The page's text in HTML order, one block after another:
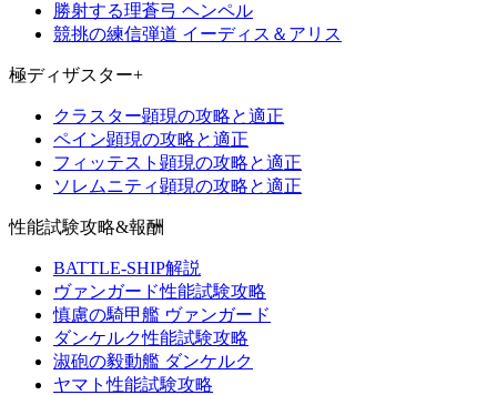
勝射する理蒼弓 ヘンペル
競挑の練信弾道 イーディス＆アリス
極ディザスター+
クラスター顕現の攻略と適正
ペイン顕現の攻略と適正
フィッテスト顕現の攻略と適正
ソレムニティ顕現の攻略と適正
性能試験攻略&報酬
BATTLE-SHIP解説
ヴァンガード性能試験攻略
慎慮の騎甲艦 ヴァンガード
ダンケルク性能試験攻略
淑砲の毅動艦 ダンケルク
ヤマト性能試験攻略